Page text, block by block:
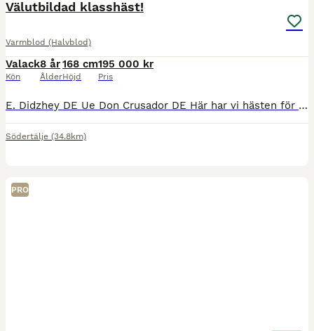
Välutbildad klasshäst!
Varmblod (Halvblod)
Valack
Kön
8 år
Ålder
168 cm
Höjd
195 000 kr
Pris
E. Didzhey DE Ue Don Crusador DE Här har vi hästen för dig som söker det där extra inom dressyren! En underbar kille som älskar att arbeta och alltid försöker göra rätt. Holiday är en vaken kille me
Södertälje (34.8km)
PRO